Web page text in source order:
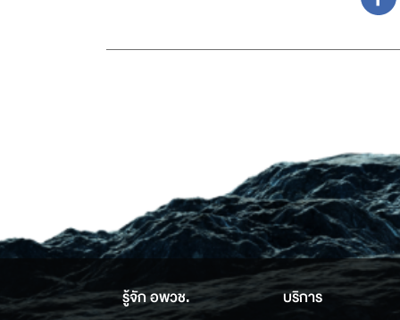
รู้จัก อพวช. บริการ